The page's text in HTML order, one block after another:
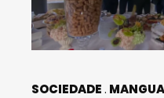
SOCIEDADE